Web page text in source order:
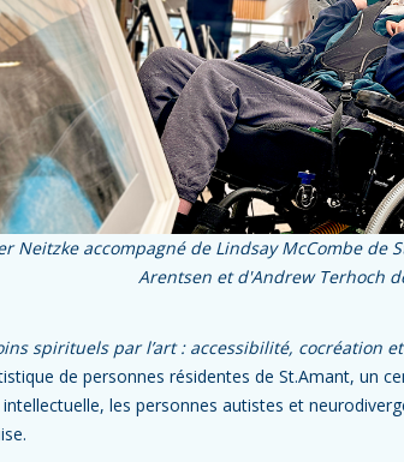
Neitzke accompagné de Lindsay McCombe de
Arentsen et d'Andrew Terhoch
spirituels par l’art : accessibilité, cocréation
de personnes résidentes de St.Amant, un
les personnes autistes et